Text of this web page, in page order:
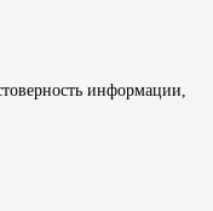
информации,